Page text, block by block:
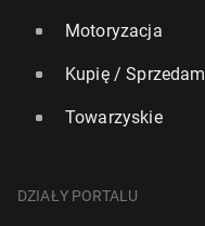
Motoryzacja
Kupię / Sprzedam
Towarzyskie
DZIAŁY PORTALU